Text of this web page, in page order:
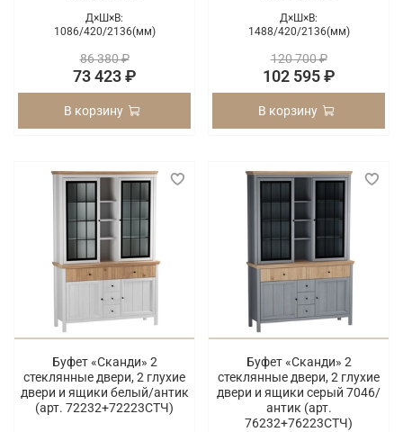
Д×Ш×В:
1086/420/2136(мм)
86 380 ₽
73 423 ₽
В корзину
Д×Ш×В:
1488/420/2136(мм)
120 700 ₽
102 595 ₽
В корзину
Буфет «Сканди» 2
стеклянные двери, 2 глухие
двери и ящики белый/антик
(арт. 72232+72223СТЧ)
Буфет «Сканди» 2
стеклянные двери, 2 глухие
двери и ящики серый 7046/
антик (арт.
76232+76223СТЧ)